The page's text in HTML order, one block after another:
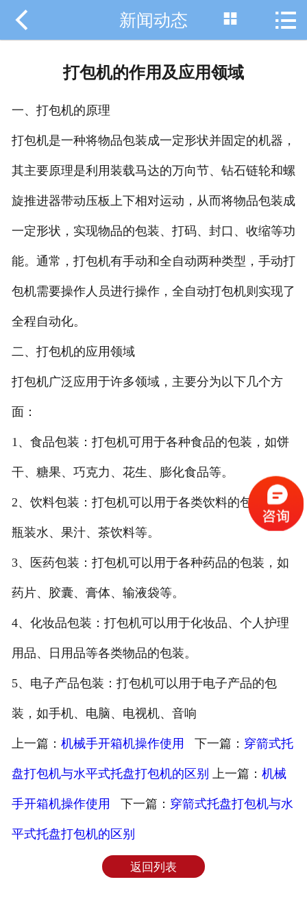
网站首页
荣誉资质
在线留言
联系我们
 新闻动态  
打包机的作用及应用领域
一、打包机的原理
打包机是一种将物品包装成一定形状并固定的机器，
其主要原理是利用装载马达的万向节、钻石链轮和螺
旋推进器带动压板上下相对运动，从而将物品包装成
一定形状，实现物品的包装、打码、封口、收缩等功
能。通常，打包机有手动和全自动两种类型，手动打
包机需要操作人员进行操作，全自动打包机则实现了
全程自动化。
二、打包机的应用领域
打包机广泛应用于许多领域，主要分为以下几个方
面：
1、食品包装：打包机可用于各种食品的包装，如饼
干、糖果、巧克力、花生、膨化食品等。
2、饮料包装：打包机可以用于各类饮料的包装，如
瓶装水、果汁、茶饮料等。
3、医药包装：打包机可以用于各种药品的包装，如
药片、胶囊、膏体、输液袋等。
4、化妆品包装：打包机可以用于化妆品、个人护理
用品、日用品等各类物品的包装。
5、电子产品包装：打包机可以用于电子产品的包
装，如手机、电脑、电视机、音响
上一篇： 机械手开箱机操作使用 下一篇： 穿箭式托
盘打包机与水平式托盘打包机的区别 上一篇： 机械
手开箱机操作使用 下一篇： 穿箭式托盘打包机与水
平式托盘打包机的区别
返回列表